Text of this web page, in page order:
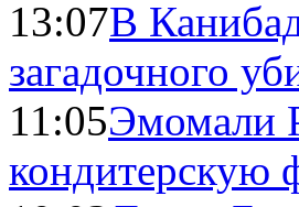
13:07В
загадочного
11:05Эмомали
кондитерскую